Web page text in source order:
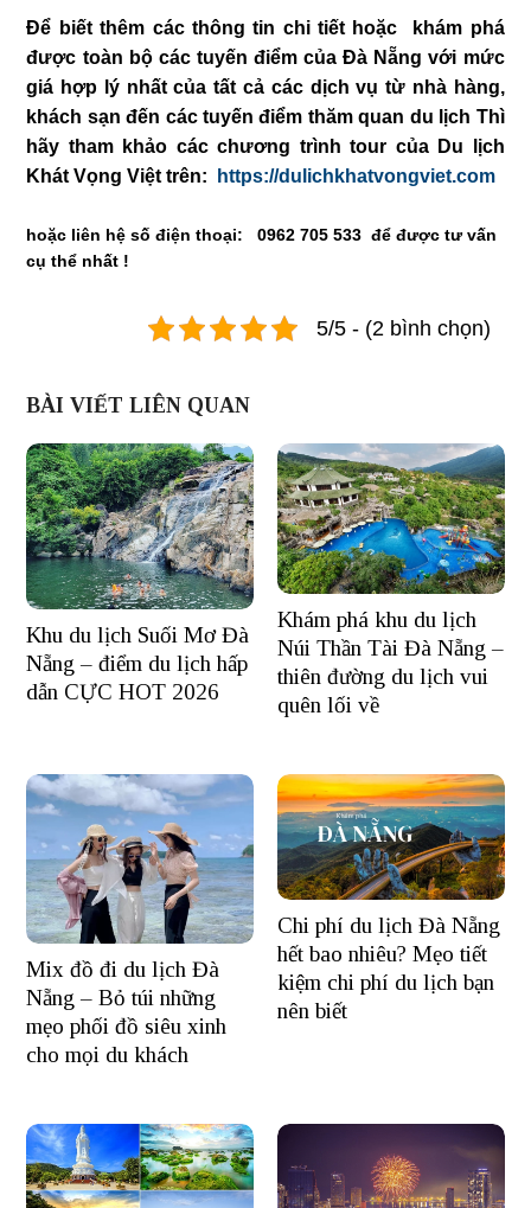
Để biết thêm các thông tin chi tiết hoặc khám phá
được toàn bộ các tuyến điểm của Đà Nẵng với mức
giá hợp lý nhất của tất cả các dịch vụ từ nhà hàng,
khách sạn đến các tuyến điểm thăm quan du lịch Thì
hãy tham khảo các chương trình tour của Du lịch
Khát Vọng Việt trên:
https://dulichkhatvongviet.com
hoặc liên hệ số điện thoại:
0962 705 533 để được tư vấn
cụ thể nhất !
5/5 - (2 bình chọn)
BÀI VIẾT LIÊN QUAN
Khu du lịch Suối Mơ Đà
Nẵng – điểm du lịch hấp
dẫn CỰC HOT 2026
Khám phá khu du lịch
Núi Thần Tài Đà Nẵng –
thiên đường du lịch vui
quên lối về
Mix đồ đi du lịch Đà
Nẵng – Bỏ túi những
mẹo phối đồ siêu xinh
cho mọi du khách
Chi phí du lịch Đà Nẵng
hết bao nhiêu? Mẹo tiết
kiệm chi phí du lịch bạn
nên biết